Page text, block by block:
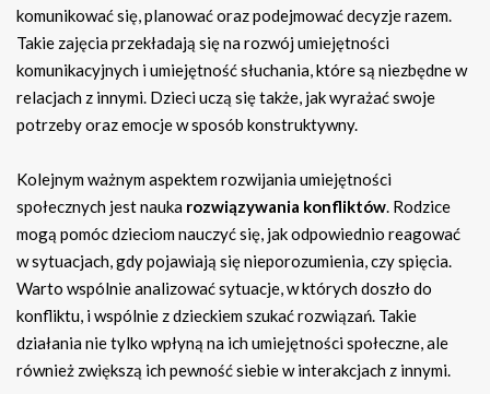
komunikować się, planować oraz podejmować decyzje razem.
Takie zajęcia przekładają się na rozwój umiejętności
komunikacyjnych i umiejętność słuchania, które są niezbędne w
relacjach z innymi. Dzieci uczą się także, jak wyrażać swoje
potrzeby oraz emocje w sposób konstruktywny.
Kolejnym ważnym aspektem rozwijania umiejętności
społecznych jest nauka rozwiązywania konfliktów. Rodzice
mogą pomóc dzieciom nauczyć się, jak odpowiednio reagować
w sytuacjach, gdy pojawiają się nieporozumienia, czy spięcia.
Warto wspólnie analizować sytuacje, w których doszło do
konfliktu, i wspólnie z dzieckiem szukać rozwiązań. Takie
działania nie tylko wpłyną na ich umiejętności społeczne, ale
również zwiększą ich pewność siebie w interakcjach z innymi.